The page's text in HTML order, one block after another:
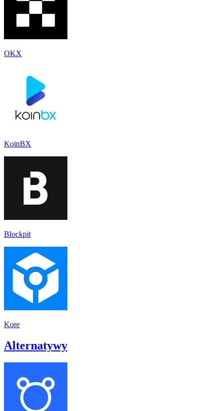
OKX
KoinBX
Blockpit
Kore
Alternatywy